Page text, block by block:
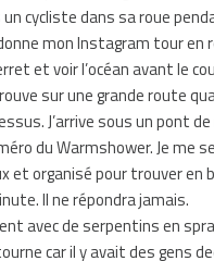
cycliste dans sa roue
mon Instagram tour en
et voir l’océan avant le
sur une grande route
J’arrive sous un pont
du Warmshower. Je me
et organisé pour trouver en
Il ne répondra jamais.
avec de serpentins en
car il y avait des gens